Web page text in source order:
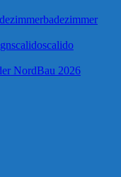
badezimmer
scalidoscalido
NordBau 2026